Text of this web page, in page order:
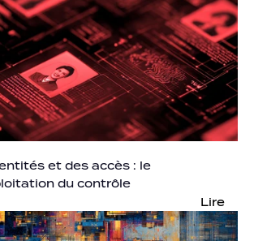
et des accès : le
du contrôle
Lire